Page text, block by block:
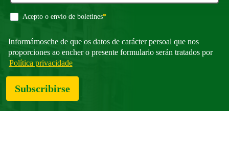
Acepto o envío de boletines*Requirido
Informámosche de que os datos de carácter persoal que nos
proporciones ao encher o presente formulario serán tratados por
Política privacidade
Subscribirse